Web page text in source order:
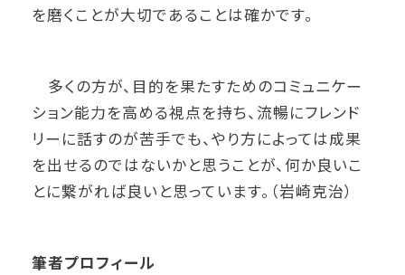
を磨くことが大切であることは確かです。
多くの方が、目的を果たすためのコミュニケー
ション能力を高める視点を持ち、流暢にフレンド
リーに話すのが苦手でも、やり方によっては成果
を出せるのではないかと思うことが、何か良いこ
とに繋がれば良いと思っています。（岩崎克治）
筆者プロフィール